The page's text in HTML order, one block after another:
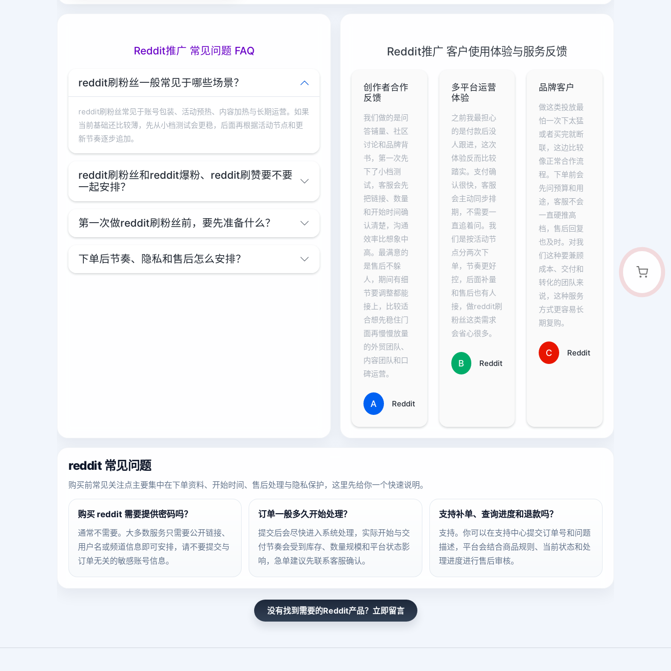
Reddit推广 常见问题 FAQ
reddit刷粉丝一般常见于哪些场景？
reddit刷粉丝常见于账号包装、活动预热、内容加热与长期运营。如果
当前基础还比较薄，先从小档测试会更稳，后面再根据活动节点和更
新节奏逐步追加。
reddit刷粉丝和reddit爆粉、reddit刷赞要不要
一起安排？
第一次做reddit刷粉丝前，要先准备什么？
下单后节奏、隐私和售后怎么安排？
Reddit推广 客户使用体验与服务反馈
创作者合作
反馈
我们做的是问
答铺量、社区
讨论和品牌背
书，第一次先
下了小档测
试，客服会先
把链接、数量
和开始时间确
认清楚，沟通
效率比想象中
高。最满意的
是售后不躲
人，期间有细
节要调整都能
接上，比较适
合想先稳住门
面再慢慢放量
的外贸团队、
内容团队和口
碑运营。
A Reddit
多平台运营
体验
之前我最担心
的是付款后没
人跟进，这次
体验反而比较
踏实。支付确
认很快，客服
会主动同步排
期，不需要一
直追着问。我
们是按活动节
点分两次下
单，节奏更好
控，后面补量
和售后也有人
接，做reddit刷
粉丝这类需求
会省心很多。
B Reddit
品牌客户
做这类投放最
怕一次下太猛
或者买完就断
联，这边比较
像正常合作流
程。下单前会
先问预算和用
途，客服不会
一直硬推高
档，售后回复
也及时。对我
们这种要兼顾
成本、交付和
转化的团队来
说，这种服务
方式更容易长
期复购。
C Reddit
reddit 常见问题
购买前常见关注点主要集中在下单资料、开始时间、售后处理与隐私保护，这里先给你一个快速说明。
购买 reddit 需要提供密码吗？
通常不需要。大多数服务只需要公开链接、
用户名或频道信息即可安排，请不要提交与
订单无关的敏感账号信息。
订单一般多久开始处理？
提交后会尽快进入系统处理，实际开始与交
付节奏会受到库存、数量规模和平台状态影
响，急单建议先联系客服确认。
支持补单、查询进度和退款吗？
支持。你可以在支持中心提交订单号和问题
描述，平台会结合商品规则、当前状态和处
理进度进行售后审核。
没有找到需要的Reddit产品？立即留言